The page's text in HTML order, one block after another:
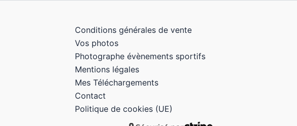
Conditions générales de vente
Vos photos
Photographe évènements sportifs
Mentions légales
Mes Téléchargements
Contact
Politique de cookies (UE)